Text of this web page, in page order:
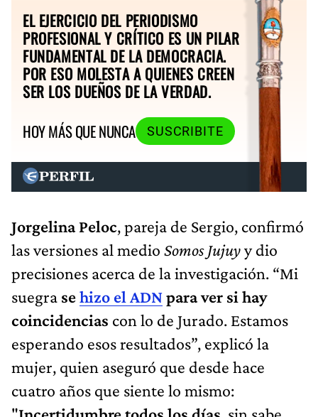
EL EJERCICIO DEL PERIODISMO
PROFESIONAL Y CRÍTICO ES UN PILAR
FUNDAMENTAL DE LA DEMOCRACIA.
POR ESO MOLESTA A QUIENES CREEN
SER LOS DUEÑOS DE LA VERDAD.
HOY MÁS QUE NUNCA
SUSCRIBITE
Jorgelina Peloc, pareja de Sergio, confirmó
las versiones al medio Somos Jujuyy dio
precisiones acerca de la investigación. “Mi
suegra sehizo el ADNpara ver si hay
coincidencias con lo de Jurado. Estamos
esperando esos resultados”, explicó la
mujer, quien aseguró que desde hace
cuatro años que siente lo mismo: